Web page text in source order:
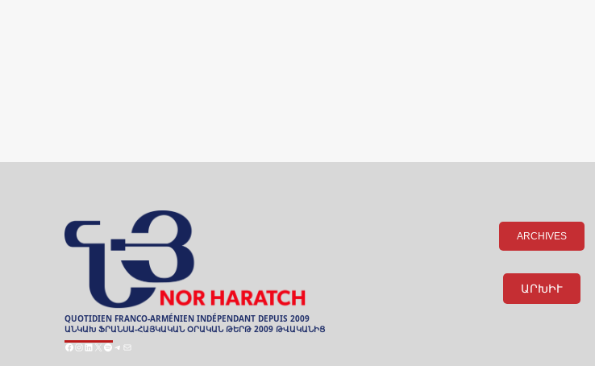
QUOTIDIEN FRANCO-ARMÉNIEN INDÉPENDANT DEPUIS 2009
ԱՆԿԱԽ ՖՐԱՆՍԱ-ՀԱՅԿԱԿԱՆ ՕՐԱԿԱՆ ԹԵՐԹ 2009 ԹՎԱԿԱՆԻՑ
Facebook
Instagram
LinkedIn
X Spotify
Telegram
ARCHIVES
ԱՐԽԻՒ